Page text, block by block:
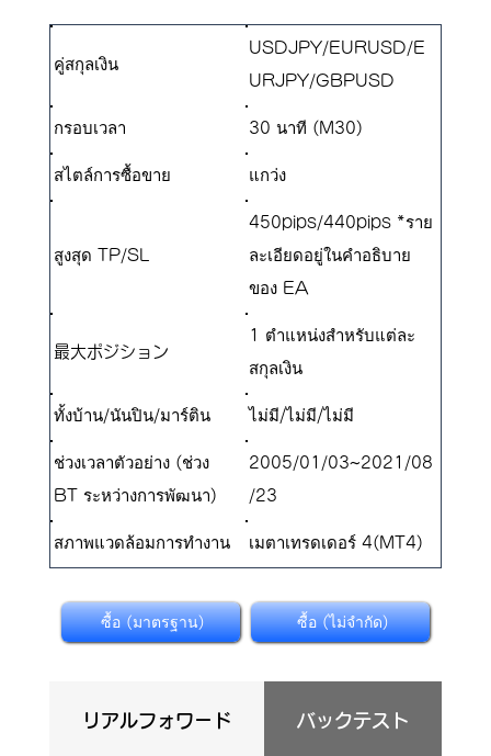
คู่สกุลเงิน
USDJPY/EURUSD/E
URJPY/GBPUSD
กรอบเวลา 30 นาที (M30)
สไตล์การซื้อขาย แกว่ง
สูงสุด TP/SL
450pips/440pips *ราย
ละเอียดอยู่ในคำอธิบาย
ของ EA
​最大ポジション
1 ตำแหน่งสำหรับแต่ละ
สกุลเงิน
ทั้งบ้าน/นันปิน/มาร์ติน ไม่มี/ไม่มี/ไม่มี
ช่วงเวลาตัวอย่าง (ช่วง
BT ระหว่างการพัฒนา)
2005/01/03~2021/08
/23
สภาพแวดล้อมการทำงาน เมตาเทรดเดอร์ 4(MT4)
ซื้อ (มาตรฐาน) ซื้อ (ไม่จำกัด)
リアルフォワード バックテスト